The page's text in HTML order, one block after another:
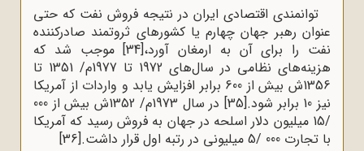
توانمندی اقتصادی ایران در نتیجه فروش نفت که حتی
عنوان رهبر جهان چهارم یا کشورهای ثروتمند صادرکننده
نفت را برای آن به ارمغان آورد،[34]
موجب شد که
هزینه‌های نظامی در سال‌های 1972 تا 1977م/ 1351 تا
1356ش بیش از 600 برابر افزایش یابد و واردات از آمریکا
نیز 10 برابر شود.
[35]
در سال 1973م/ 1352ش بیش از 000
/15 میلیون دلار اسلحه در جهان به فروش رسید که آمریکا
با تجارت 000 /5 میلیونی در رتبه اول قرار داشت.
[36]